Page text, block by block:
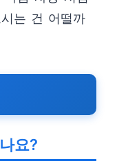
는 건 어떨까
요?